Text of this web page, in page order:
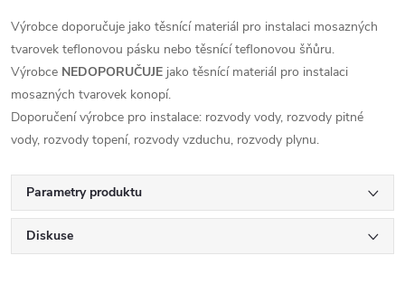
Výrobce doporučuje jako těsnící materiál pro instalaci mosazných
tvarovek teflonovou pásku nebo těsnící teflonovou šňůru.
Výrobce NEDOPORUČUJE jako těsnící materiál pro instalaci
mosazných tvarovek konopí.
Doporučení výrobce pro instalace: rozvody vody, rozvody pitné
vody, rozvody topení, rozvody vzduchu, rozvody plynu.
Parametry produktu
Diskuse